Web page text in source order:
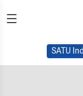
SATU